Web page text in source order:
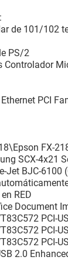
de 101/102
PS/2
Controlador
PCI
FX-
SCX-4x21
Jet BJC-6100
RED
Document
PCI-
PCI-
PCI-
2.0